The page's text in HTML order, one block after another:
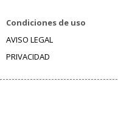
Condiciones de uso
AVISO LEGAL
PRIVACIDAD